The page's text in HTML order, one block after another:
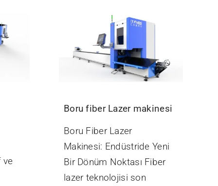
ve
Boru fiber Lazer makinesi
Boru Fiber Lazer
Makinesi: Endüstride Yeni
Bir Dönüm Noktası Fiber
lazer teknolojisi son